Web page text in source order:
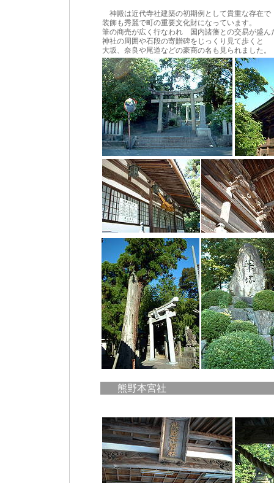
神殿は近代寺社建築の初期例として貴重な存在で
装飾も秀麗で町の重要文化財になっています。
筆の商売が広く行なわれ 国内諸藩との交易が盛
神社の周囲や石段の寄贈碑をじっくり見て歩くと
大坂、奈良や尾道などの豪商の名も見られました。
熊野本宮社